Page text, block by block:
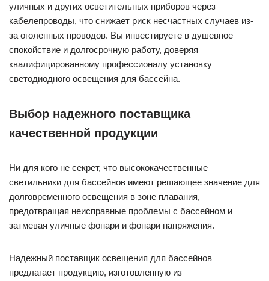
уличных и других осветительных приборов через
кабелепроводы, что снижает риск несчастных случаев из-
за оголенных проводов. Вы инвестируете в душевное
спокойствие и долгосрочную работу, доверяя
квалифицированному профессионалу установку
светодиодного освещения для бассейна.
Выбор надежного поставщика
качественной продукции
Ни для кого не секрет, что высококачественные
светильники для бассейнов имеют решающее значение для
долговременного освещения в зоне плавания,
предотвращая неисправные проблемы с бассейном и
затмевая уличные фонари и фонари напряжения.
Надежный поставщик освещения для бассейнов
предлагает продукцию, изготовленную из